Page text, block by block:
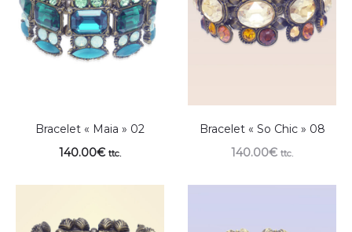
Bracelet « Maia » 02
140.00€ ttc.
Bracelet « So Chic » 08
140.00€ ttc.